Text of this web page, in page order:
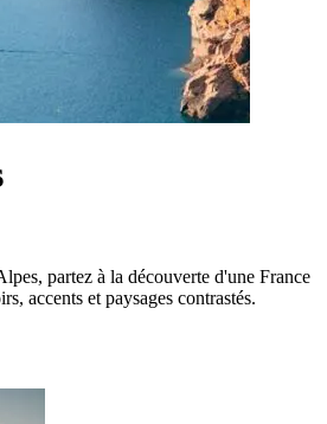
partez à la découverte d'une France
accents et paysages contrastés.